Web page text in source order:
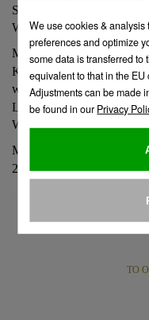
Stolzs Fassung von "
Walzer "Rosen aus dem
Mit Rosen ging es dann
Konditoren von unserer
wunderschöne Torten
Landtmann,Café Museum
Wiener Kaffeesiederballs
Mehr Eindrücke und
2018gibt's hier.
TO